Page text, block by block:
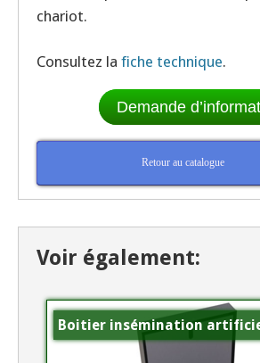
chariot.
Consultez la fiche technique.
Demande
Retour au catalogue
Voir également:
Boitier insémination